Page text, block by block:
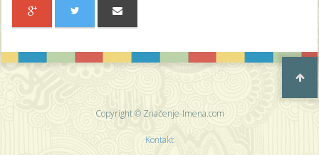
Copyright © Značenje-Imena.com
Kontakt